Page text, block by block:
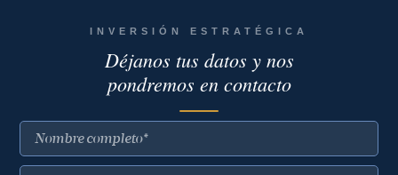
INVERSIÓN ESTRATÉGICA
Déjanos tus datos y nos
pondremos en contacto